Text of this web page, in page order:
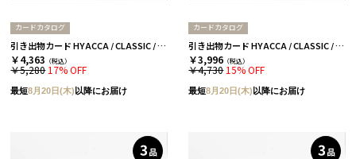
カードカタログ
引き出物カード HYACCA / CLASSIC / 2品セレクト / シルバー 【引き出物宅配】
￥4,363 （税込）
￥5,280 17% OFF
最短8月20日(木) 以降にお届け
カードカタログ
引き出物カード HYACCA / CLASSIC / 2品セレクト / ブロンズ 【引き出物宅配】
￥3,996 （税込）
￥4,730 15% OFF
最短8月20日(木) 以降にお届け